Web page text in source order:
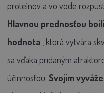
proteínov a vo vode
Hlavnou prednosťou
hodnota , ktorá vytvára
sa vďaka pridaným
účinnosťou. Svojim